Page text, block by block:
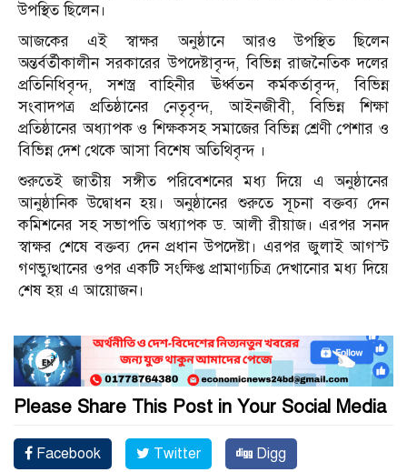
উপস্থিত ছিলেন।
আজকের এই স্বাক্ষর অনুষ্ঠানে আরও উপস্থিত ছিলেন
অন্তর্বর্তীকালীন সরকারের উপদেষ্টাবৃন্দ, বিভিন্ন রাজনৈতিক দলের
প্রতিনিধিবৃন্দ, সশস্ত্র বাহিনীর ঊর্ধ্বতন কর্মকর্তাবৃন্দ, বিভিন্ন
সংবাদপত্র প্রতিষ্ঠানের নেতৃবৃন্দ, আইনজীবী, বিভিন্ন শিক্ষা
প্রতিষ্ঠানের অধ্যাপক ও শিক্ষকসহ সমাজের বিভিন্ন শ্রেণী পেশার ও
বিভিন্ন দেশ থেকে আসা বিশেষ অতিথিবৃন্দ ।
শুরুতেই জাতীয় সঙ্গীত পরিবেশনের মধ্য দিয়ে এ অনুষ্ঠানের
আনুষ্ঠানিক উদ্বোধন হয়। অনুষ্ঠানের শুরুতে সূচনা বক্তব্য দেন
কমিশনের সহ সভাপতি অধ্যাপক ড. আলী রীয়াজ। এরপর সনদ
স্বাক্ষর শেষে বক্তব্য দেন প্রধান উপদেষ্টা। এরপর জুলাই আগস্ট
গণভ্যুত্থানের ওপর একটি সংক্ষিপ্ত প্রামাণ্যচিত্র দেখানোর মধ্য দিয়ে
শেষ হয় এ আয়োজন।
Please Share This Post in Your Social Media
Facebook Twitter Digg